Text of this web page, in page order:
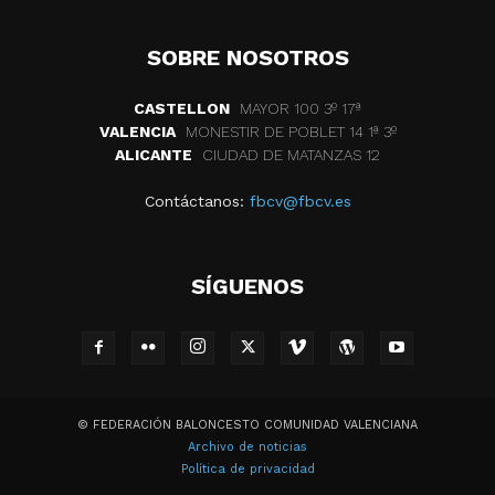
SOBRE NOSOTROS
CASTELLON
MAYOR 100 3º 17ª
VALENCIA
MONESTIR DE POBLET 14 1ª 3º
ALICANTE
CIUDAD DE MATANZAS 12
Contáctanos: fbcv@fbcv.es
SÍGUENOS
© FEDERACIÓN BALONCESTO COMUNIDAD VALENCIANA
Archivo de noticias
Política de privacidad